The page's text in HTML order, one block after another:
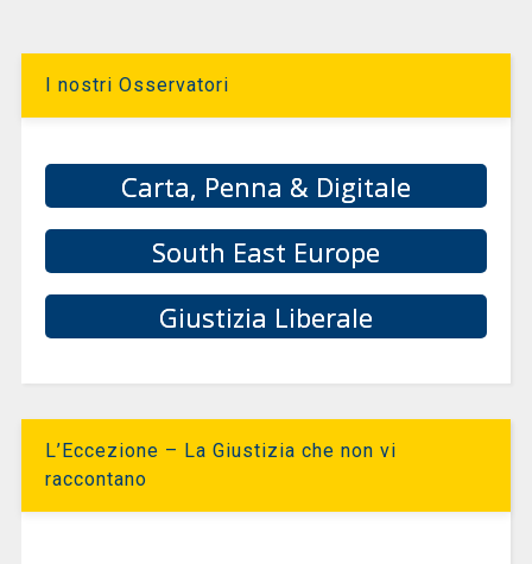
I nostri Osservatori
Carta, Penna & Digitale
South East Europe
Giustizia Liberale
L’Eccezione – La Giustizia che non vi
raccontano